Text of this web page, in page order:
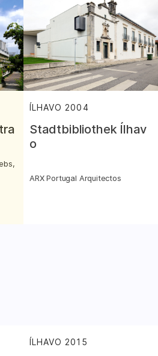
ÍLHAVO 2004
Stadtbibliothek Ílhav
o
ARX Portugal Arquitectos
ÍLHAVO 2015